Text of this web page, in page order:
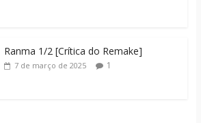
Ranma 1/2 [Crítica do Remake]
7 de março de 2025 1